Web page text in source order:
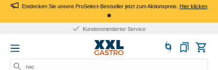
Entdecken Sie unsere ProSelect-Bestseller jetzt zum Aktionspreis.Hier klicken
*
Kundenorientierter Service
nach